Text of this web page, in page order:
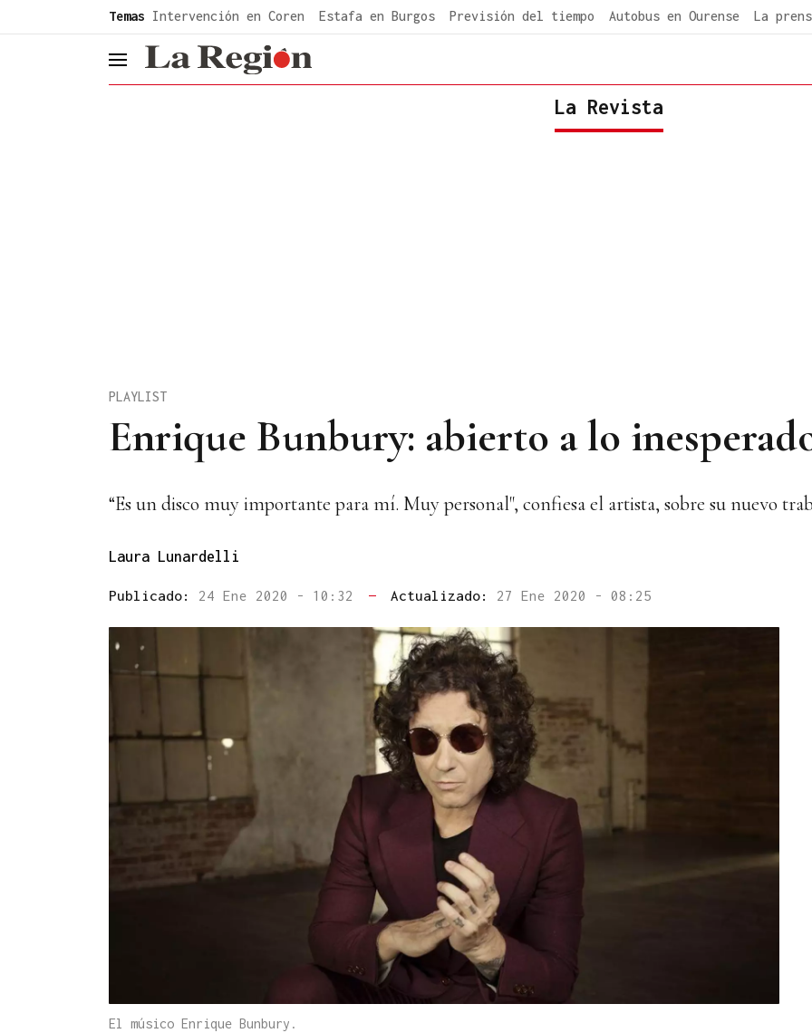
Temas Intervención en Coren Estafa en Burgos Previsión del tiempo Autobus en Ourense La
header.menu.open
La Revista
Enrique Bunbury: abierto a lo
PLAYLIST
“Es un disco muy importante para mí. Muy personal", confiesa el artista, sobre su nuevo
Laura Lunardelli
Publicado: 24 Ene 2020 - 10:32 — Actualizado: 27 Ene 2020 - 08:25
El músico Enrique Bunbury.